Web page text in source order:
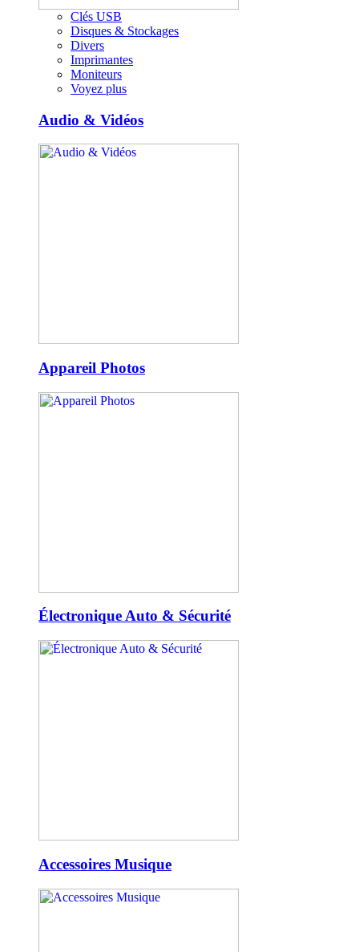
Clés USB
Disques & Stockages
Divers
Imprimantes
Moniteurs
Voyez plus
Audio & Vidéos
Appareil Photos
Électronique Auto & Sécurité
Accessoires Musique